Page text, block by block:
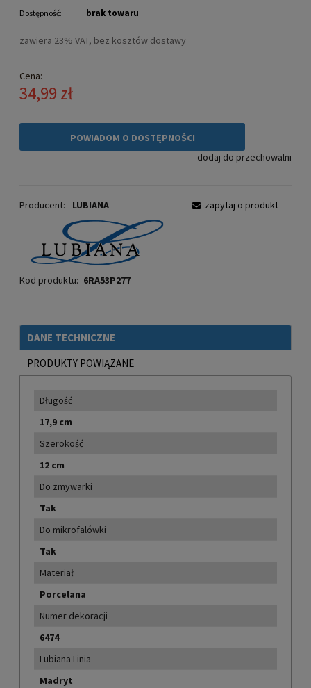
Dostępność: brak towaru
zawiera 23% VAT, bez kosztów dostawy
Cena:
34,99 zł
POWIADOM O DOSTĘPNOŚCI
dodaj do przechowalni
Producent: LUBIANA
Kod produktu: 6RA53P277
zapytaj o produkt
DANE TECHNICZNE
PRODUKTY POWIĄZANE
Długość
17,9 cm
Szerokość
12 cm
Do zmywarki
Tak
Do mikrofalówki
Tak
Materiał
Porcelana
Numer dekoracji
6474
Lubiana Linia
Madryt